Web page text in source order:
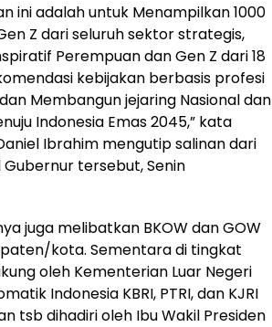
ini adalah untuk Menampilkan 1000
Z dari seluruh sektor strategis,
Perempuan dan Gen Z dari 18
kebijakan berbasis profesi
Membangun jejaring Nasional dan
Indonesia Emas 2045,” kata
Ibrahim mengutip salinan dari
tersebut, Senin
juga melibatkan BKOW dan GOW
kota. Sementara di tingkat
oleh Kementerian Luar Negeri
Indonesia KBRI, PTRI, dan KJRI
tsb dihadiri oleh Ibu Wakil Presiden